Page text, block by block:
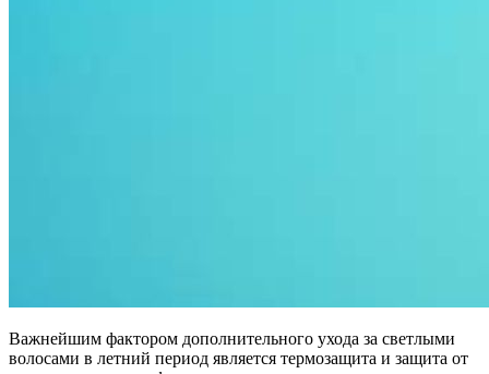
Важнейшим фактором дополнительного ухода за светлыми
волосами в летний период является термозащита и защита от